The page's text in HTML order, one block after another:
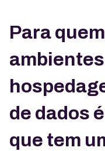
Para
de dados
que tem